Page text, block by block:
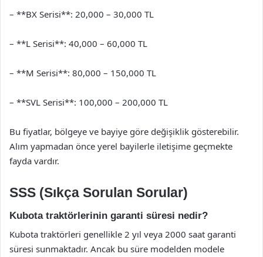
– **BX Serisi**: 20,000 – 30,000 TL
– **L Serisi**: 40,000 – 60,000 TL
– **M Serisi**: 80,000 – 150,000 TL
– **SVL Serisi**: 100,000 – 200,000 TL
Bu fiyatlar, bölgeye ve bayiye göre değişiklik gösterebilir.
Alım yapmadan önce yerel bayilerle iletişime geçmekte
fayda vardır.
SSS (Sıkça Sorulan Sorular)
Kubota traktörlerinin garanti süresi nedir?
Kubota traktörleri genellikle 2 yıl veya 2000 saat garanti
süresi sunmaktadır. Ancak bu süre modelden modele